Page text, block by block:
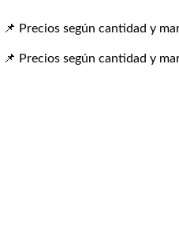
📌 Precios según cantidad y
📌 Precios según cantidad y